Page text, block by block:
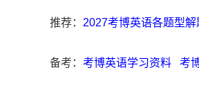
推荐： 2027考博英语各题型
备考： 考博英语学习资料 考